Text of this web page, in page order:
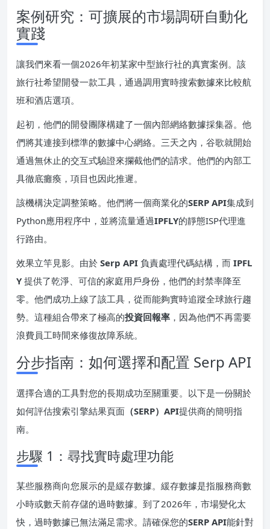
案例研究：可擴展的市場調研自動化
實踐
讓我們來看一個2026年初某家中型旅行社的真實案例。該
旅行社希望開發一款工具，通過調用實時搜索數據來比較航
班和酒店選項。
起初，他們的開發團隊構建了一個內部網絡數據採集器。他
們將其連接到標準的數據中心網絡。三天之內，谷歌就開始
通過無休止的交互式驗證來攔截他們的請求。他們的內部工
具徹底癱瘓，項目也因此推遲。
該機構決定調整策略。他們將一個商業化的SERP API集成到
Python應用程序中，並將流量通過IPFLY的靜態ISP代理進
行路由。
效果立竿見影。由於 Serp API 負責處理代碼結構，而 IPFL
Y 提供了乾淨、可信的家庭用戶身份，他們的封禁率降至
零。他們成功上線了該工具，從而能夠實時追蹤全球旅行趨
勢。這種組合帶來了極高的投資回報率 ，因為他們不再需要
浪費員工時間來修復故障系統。
分步指南：如何選擇和配置 Serp API
選擇合適的工具對您的長期成功至關重要。以下是一份關於
如何評估搜索引擎結果頁面 （SERP）API提供商的簡明指
南。
步驟 1：尋找實時處理功能
某些服務商向您展示的是緩存數據。緩存數據是指服務商數
小時或數天前存儲的過時數據。到了2026年，市場變化太
快，過時數據已無法滿足需求。請確保您的SERP API能針對